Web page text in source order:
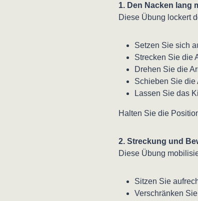
1. Den Nacken lang
Diese Übung lockert
Setzen Sie sich
Strecken Sie die
Drehen Sie die
Schieben Sie die
Lassen Sie das
Halten Sie die
2. Streckung und
Diese Übung
Sitzen Sie
Verschränken